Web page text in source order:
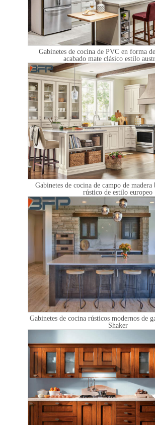
Gabinetes de cocina de PVC en forma
acabado mate clásico estilo
Gabinetes de cocina de campo de madera
rústico de estilo europeo
Gabinetes de cocina rústicos modernos de
Shaker